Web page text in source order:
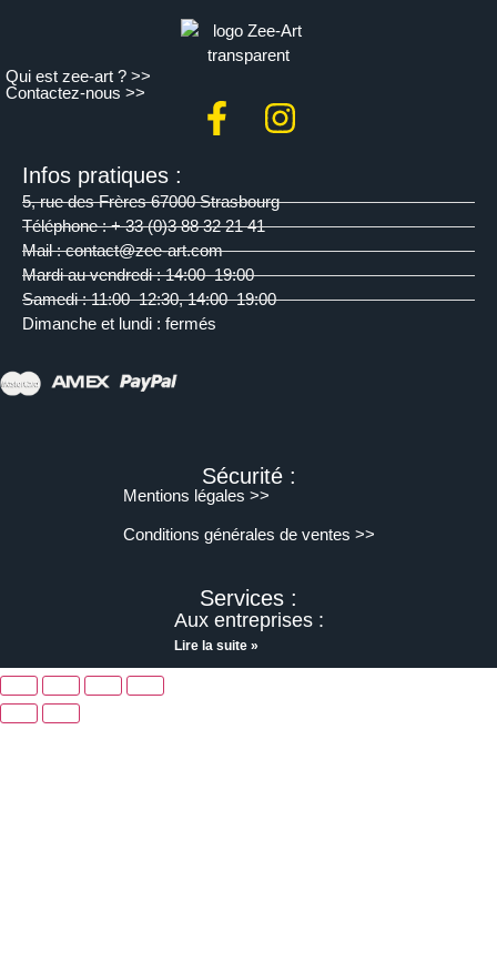
Qui est zee-art ? >>
Contactez-nous >>
Infos pratiques :
5, rue des Frères 67000 Strasbourg
Téléphone : + 33 (0)3 88 32 21 41
Mail : contact@zee-art.com
Mardi au vendredi : 14:00–19:00
Samedi : 11:00–12:30, 14:00–19:00
Dimanche et lundi : fermés
Sécurité :
Mentions légales >>
Conditions générales de ventes >>
Services :
Aux entreprises :
Lire la suite »